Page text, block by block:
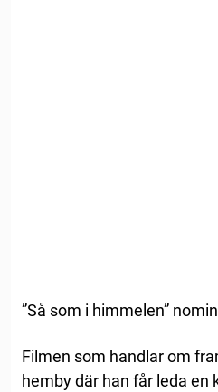
”Så som i himmelen”
Filmen som handlar om
hemby där han får leda en